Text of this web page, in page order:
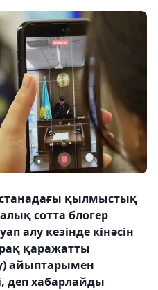
қылмыстық
сотта блогер
алу кезінде кінәсін
қаражатты
айыптарымен
деп хабарлайды